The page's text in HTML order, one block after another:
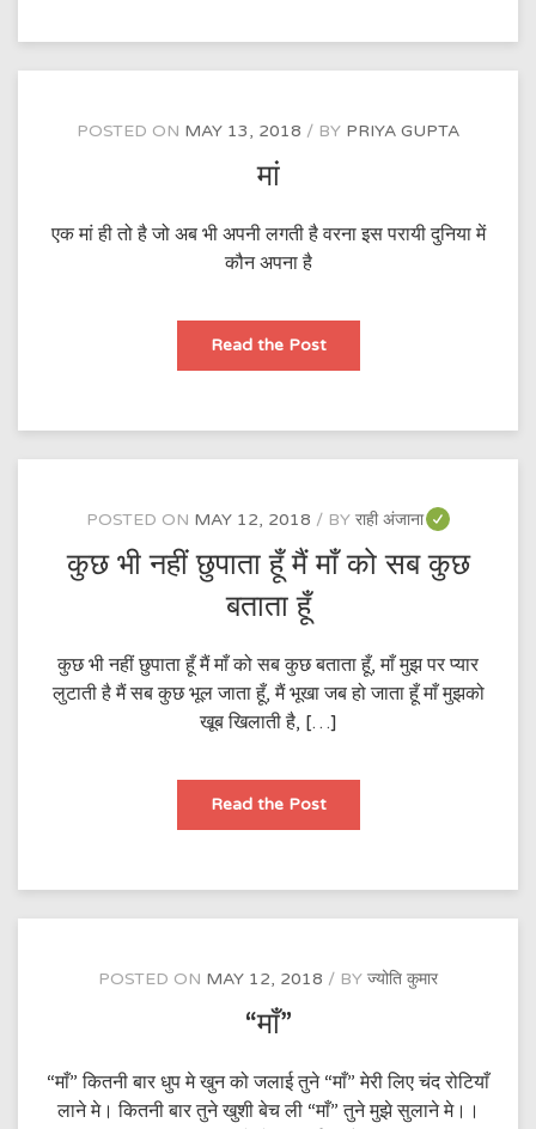
POSTED ON MAY 13, 2018 BY PRIYA GUPTA
मां
एक मां ही तो है जो अब भी अपनी लगती है वरना इस परायी दुनिया में
कौन अपना है
Read the Postमां
POSTED ON MAY 12, 2018 BY राही अंजाना
कुछ भी नहीं छुपाता हूँ मैं माँ को सब कुछ
बताता हूँ
कुछ भी नहीं छुपाता हूँ मैं माँ को सब कुछ बताता हूँ, माँ मुझ पर प्यार
लुटाती है मैं सब कुछ भूल जाता हूँ, मैं भूखा जब हो जाता हूँ माँ मुझको
खूब खिलाती है, […]
Read the Postकुछ
नहीं
मैं
को
बताता
हूँ
POSTED ON MAY 12, 2018 BY ज्योति कुमार
“माँ”
“माँ” कितनी बार धुप मे खुन को जलाई तुने “माँ” मेरी लिए चंद रोटियाँ
लाने मे। कितनी बार तुने खुशी बेच ली “माँ” तुने मुझे सुलाने मे।।